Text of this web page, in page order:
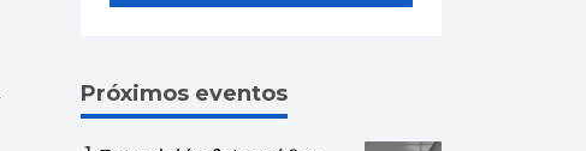
Próximos eventos